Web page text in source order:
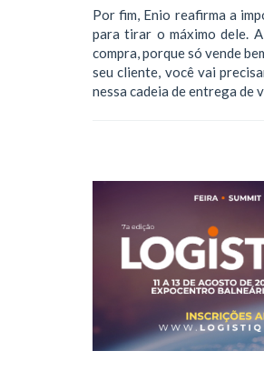
Por fim, Enio reafirma a
para tirar o máximo dele.
compra, porque só vende
seu cliente, você vai
nessa cadeia de entrega de